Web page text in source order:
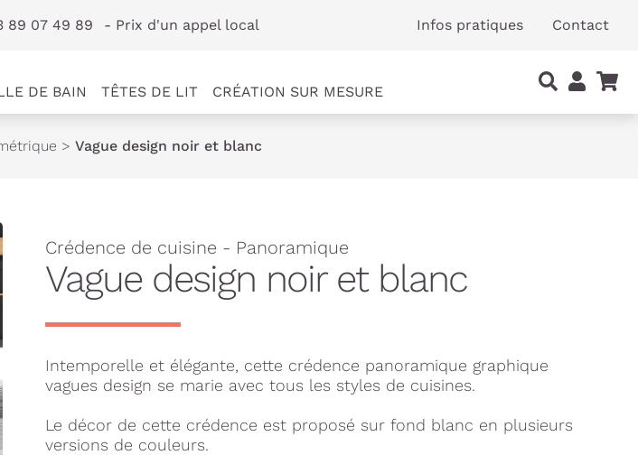
89 07 49 89 - Prix d'un appel local Infos pratiques Contact
DE BAIN TÊTES DE LIT CRÉATION SUR MESURE
> Vague design noir et blanc
Crédence de cuisine - Panoramique
Vague design noir et blanc
Intemporelle et élégante, cette crédence panoramique graphique
vagues design se marie avec tous les styles de cuisines.
Le décor de cette crédence est proposé sur fond blanc en plusieurs
versions de couleurs.